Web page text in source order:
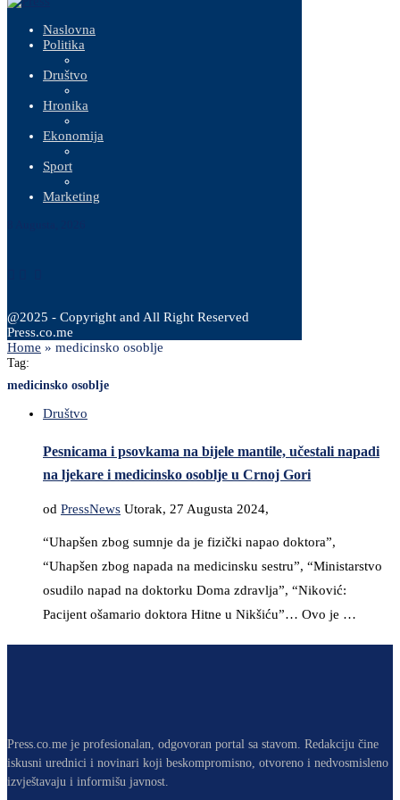
Naslovna
Politika
Društvo
Hronika
Ekonomija
Sport
Marketing
@2025 - Copyright and All Right Reserved
Press.co.me
Home » medicinsko osoblje
Tag:
medicinsko osoblje
Društvo
Pesnicama i psovkama na bijele mantile, učestali napadi
na ljekare i medicinsko osoblje u Crnoj Gori
od PressNews Utorak, 27 Augusta 2024,
“Uhapšen zbog sumnje da je fizički napao doktora”,
“Uhapšen zbog napada na medicinsku sestru”, “Ministarstvo
osudilo napad na doktorku Doma zdravlja”, “Niković:
Pacijent ošamario doktora Hitne u Nikšiću”… Ovo je …
Press.co.me je profesionalan, odgovoran portal sa stavom. Redakciju čine
iskusni urednici i novinari koji beskompromisno, otvoreno i nedvosmisleno
izvještavaju i informišu javnost.